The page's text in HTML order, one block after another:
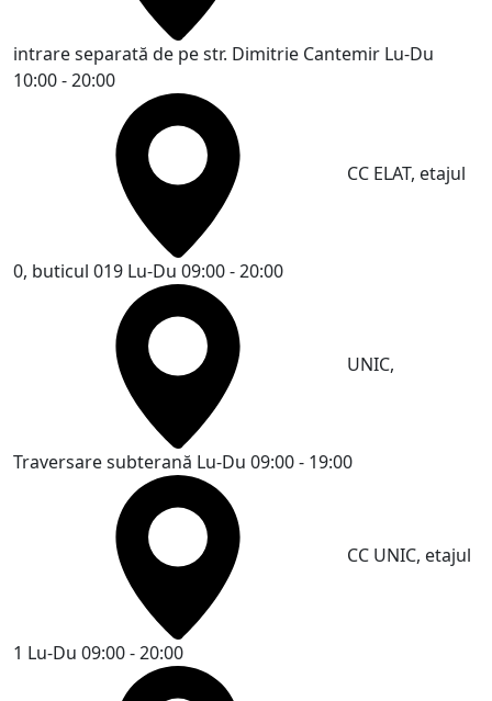
intrare separată de pe str. Dimitrie Cantemir Lu-Du
10:00 - 20:00
CC ELAT, etajul
0, buticul 019 Lu-Du 09:00 - 20:00
UNIC,
Traversare subterană Lu-Du 09:00 - 19:00
CC UNIC, etajul
1 Lu-Du 09:00 - 20:00